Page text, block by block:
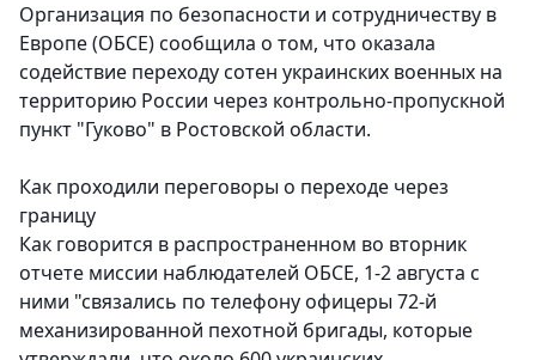
Организация по безопасности и сотрудничеству в
Европе (ОБСЕ) сообщила о том, что оказала
содействие переходу сотен украинских военных на
территорию России через контрольно-пропускной
пункт "Гуково" в Ростовской области.
Как проходили переговоры о переходе через
границу
Как говорится в распространенном во вторник
отчете миссии наблюдателей ОБСЕ, 1-2 августа с
ними "связались по телефону офицеры 72-й
механизированной пехотной бригады, которые